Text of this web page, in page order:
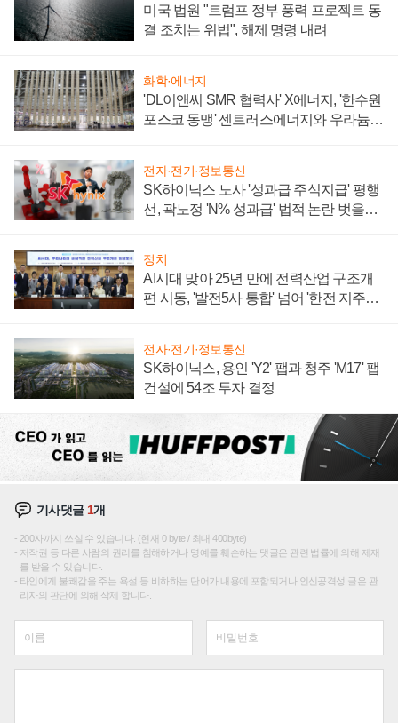
미국 법원 "트럼프 정부 풍력 프로젝트 동
결 조치는 위법", 해제 명령 내려
화학·에너지
'DL이앤씨 SMR 협력사' X에너지, '한수원
포스코 동맹' 센트러스에너지와 우라늄
전자·전기·정보통신
SK하이닉스 노사 '성과급 주식지급' 평행
선, 곽노정 'N% 성과급' 법적 논란 벗을지
정치
AI시대 맞아 25년 만에 전력산업 구조개
편 시동, '발전5사 통합' 넘어 '한전 지주사'
전자·전기·정보통신
SK하이닉스, 용인 'Y2' 팹과 청주 'M17' 팹
건설에 54조 투자 결정
기사댓글 1개
200자까지 쓰실 수 있습니다. (현재 0 byte / 최대 400byte)
저작권 등 다른 사람의 권리를 침해하거나 명예를 훼손하는 댓글은 관련 법률에 의해 제재
를 받을 수 있습니다.
타인에게 불쾌감을 주는 욕설 등 비하하는 단어가 내용에 포함되거나 인신공격성 글은 관
리자의 판단에 의해 삭제 합니다.